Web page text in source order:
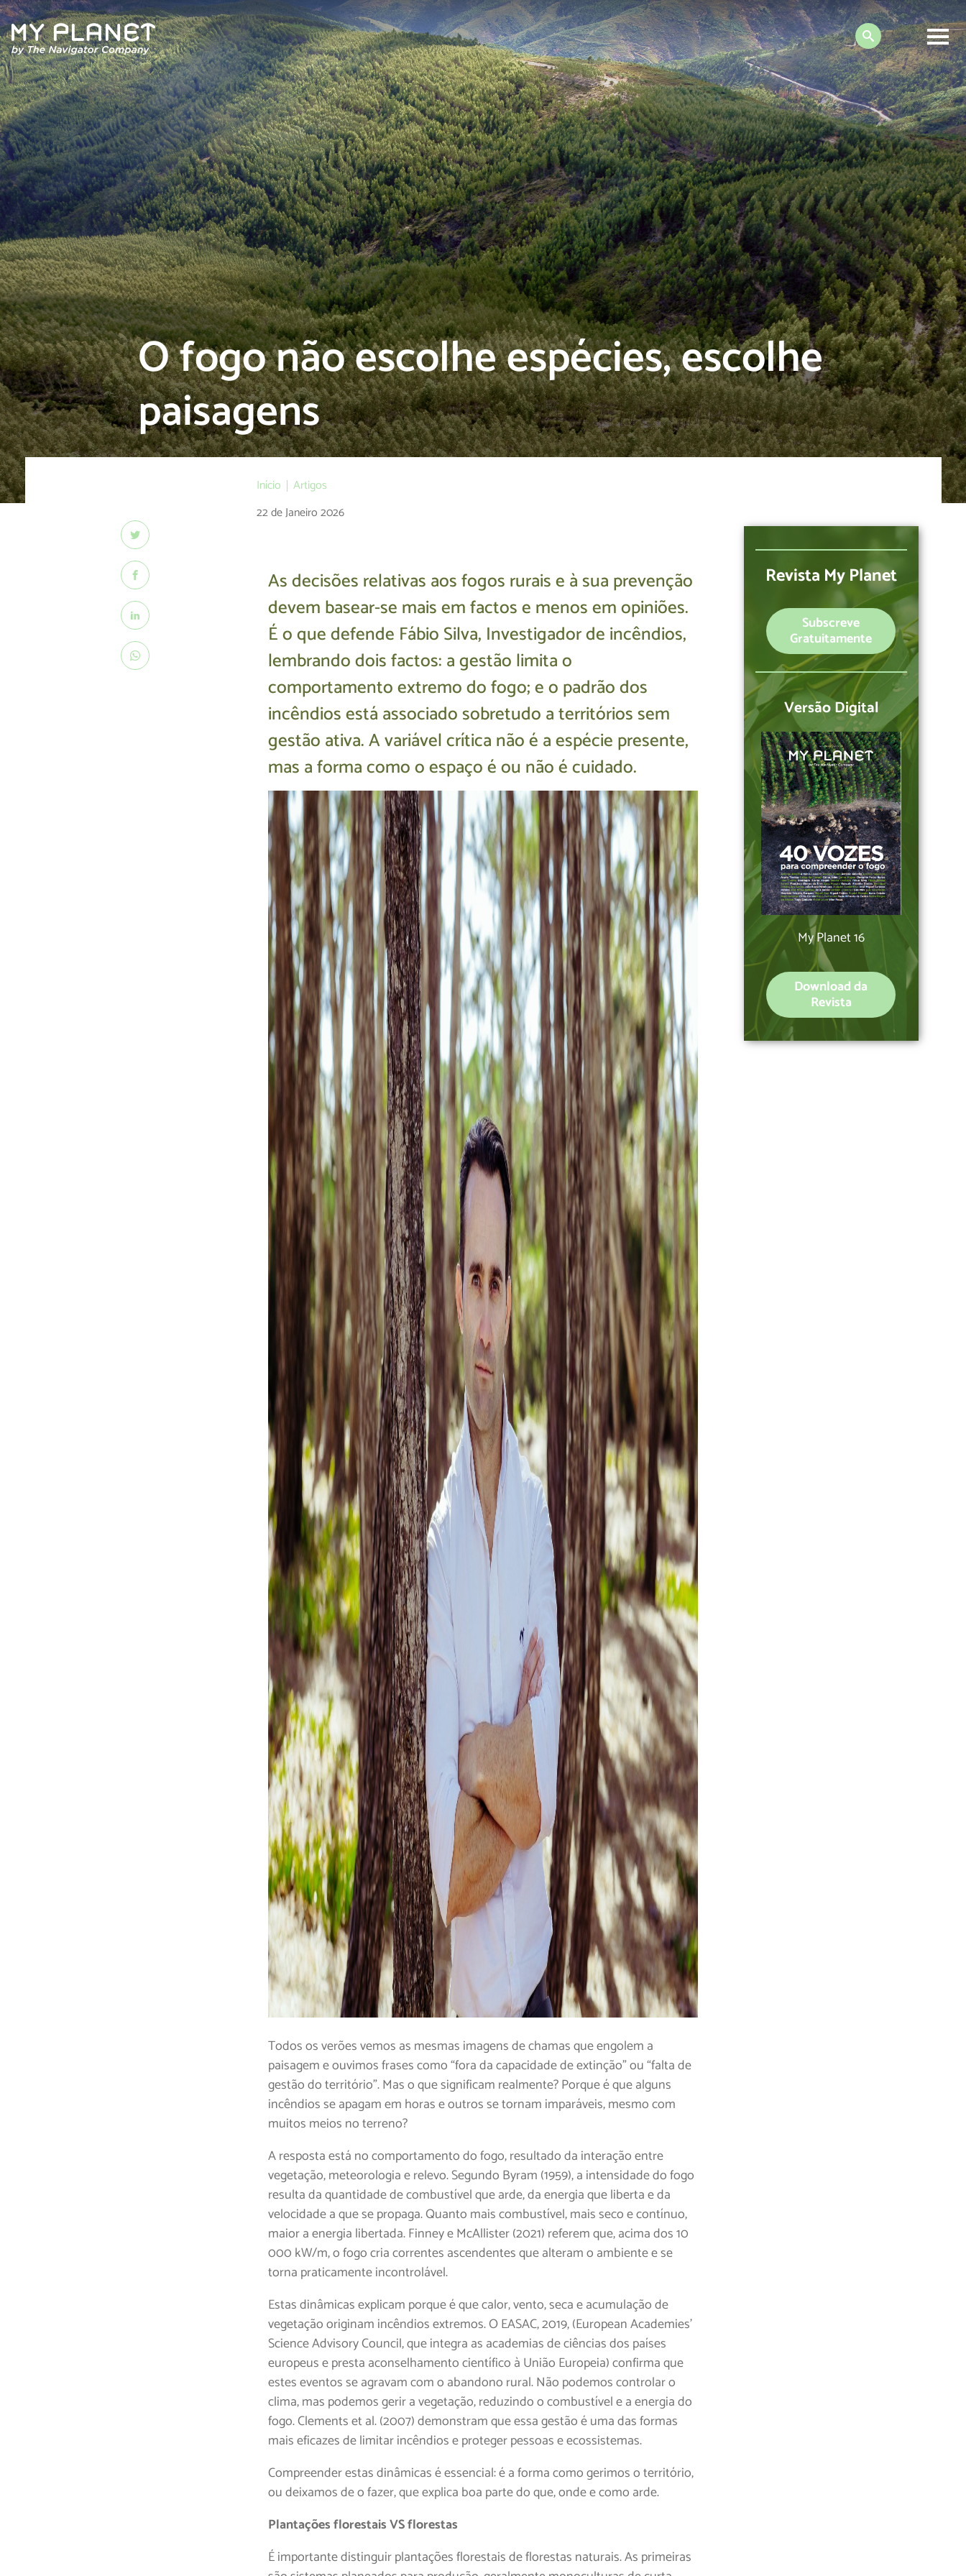
Search:
Quem Somos
Artigos
Revista
Contactos
Política de Privacidade
O fogo não escolhe espécies, escolhe
paisagens
Início
Artigos
22 de Janeiro 2026
As decisões relativas aos fogos rurais e à sua prevenção
devem basear-se mais em factos e menos em opiniões.
É o que defende Fábio Silva, Investigador de incêndios,
lembrando dois factos: a gestão limita o
comportamento extremo do fogo; e o padrão dos
incêndios está associado sobretudo a territórios sem
gestão ativa. A variável crítica não é a espécie presente,
mas a forma como o espaço é ou não é cuidado.
Todos os verões vemos as mesmas imagens de chamas que engolem a
paisagem e ouvimos frases como “fora da capacidade de extinção” ou “falta de
gestão do território”. Mas o que significam realmente? Porque é que alguns
incêndios se apagam em horas e outros se tornam imparáveis, mesmo com
muitos meios no terreno?
A resposta está no comportamento do fogo, resultado da interação entre
vegetação, meteorologia e relevo. Segundo Byram (1959), a intensidade do fogo
resulta da quantidade de combustível que arde, da energia que liberta e da
velocidade a que se propaga. Quanto mais combustível, mais seco e contínuo,
maior a energia libertada. Finney e McAllister (2021) referem que, acima dos 10
000 kW/m, o fogo cria correntes ascendentes que alteram o ambiente e se
torna praticamente incontrolável.
Estas dinâmicas explicam porque é que calor, vento, seca e acumulação de
vegetação originam incêndios extremos. O EASAC, 2019, (European Academies’
Science Advisory Council, que integra as academias de ciências dos países
europeus e presta aconselhamento científico à União Europeia) confirma que
estes eventos se agravam com o abandono rural. Não podemos controlar o
clima, mas podemos gerir a vegetação, reduzindo o combustível e a energia do
fogo. Clements et al. (2007) demonstram que essa gestão é uma das formas
mais eficazes de limitar incêndios e proteger pessoas e ecossistemas.
Compreender estas dinâmicas é essencial: é a forma como gerimos o território,
ou deixamos de o fazer, que explica boa parte do que, onde e como arde.
Plantações florestais VS florestas
É importante distinguir plantações florestais de florestas naturais. As primeiras
Revista My Planet
Subscreve
Gratuitamente
Versão Digital
My Planet 16
Download da
Revista